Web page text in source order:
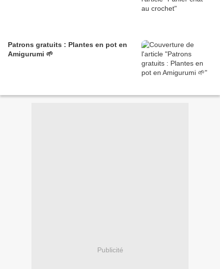
Patrons gratuits : Plantes en pot en
Amigurumi 🌱
Publicité